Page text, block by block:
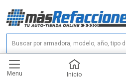
Menu Inicio